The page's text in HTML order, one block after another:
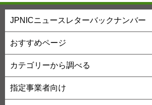
JPNICニュースレターバックナンバー
おすすめページ
カテゴリーから調べる
指定事業者向け